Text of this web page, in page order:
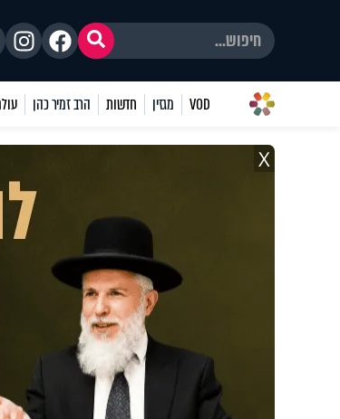
VOD מגזין חדשות הרב זמיר כהן
X